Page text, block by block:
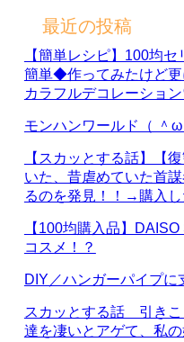
最近の投稿
【簡単レシピ】100均
簡単◆作ってみたけど更
カラフルデコレーショ
モンハンワールド（ ＾
【スカッとする話】【
いた、昔虐めていた首
るのを発見！！→購入し
【100均購入品】
コスメ！？
DIY／ハンガーパイプに
スカッとする話 引きこ
達を凄いとアゲて、私